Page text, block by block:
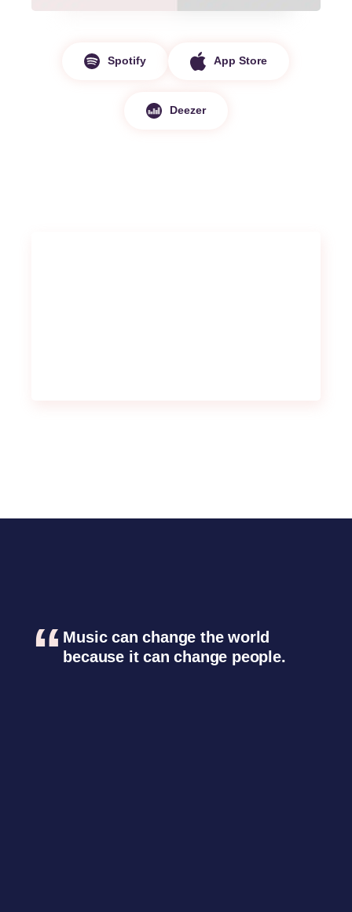
Spotify App Store
Deezer
Music can change the world
because it can change people.